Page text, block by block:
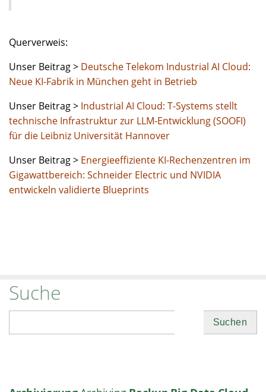
Querverweis:
Unser Beitrag > Deutsche Telekom Industrial AI Cloud:
Neue KI-Fabrik in München geht in Betrieb
Unser Beitrag > Industrial AI Cloud: T-Systems stellt
technische Infrastruktur zur LLM-Entwicklung (SOOFI)
für die Leibniz Universität Hannover
Unser Beitrag > Energieeffiziente KI-Rechenzentren im
Gigawattbereich: Schneider Electric und NVIDIA
entwickeln validierte Blueprints
Suche